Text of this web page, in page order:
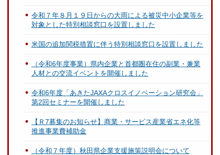
令和７年８月１９日からの大雨による被災中小企業等を
対象とした特別相談窓口を設置しました
米国の追加関税措置に伴う特別相談窓口を設置しました
（令和6年度事業）県内企業と首都圏在住の副業・兼業
人材との交流イベントを開催しました
令和6年度「あきたJAXAクロスイノベーション研究会」
第2回セミナーを開催しました
【Ｒ7募集のお知らせ】商業・サービス産業省エネ化等
推進事業費補助金
（令和７年度）秋田県企業支援施策説明会について